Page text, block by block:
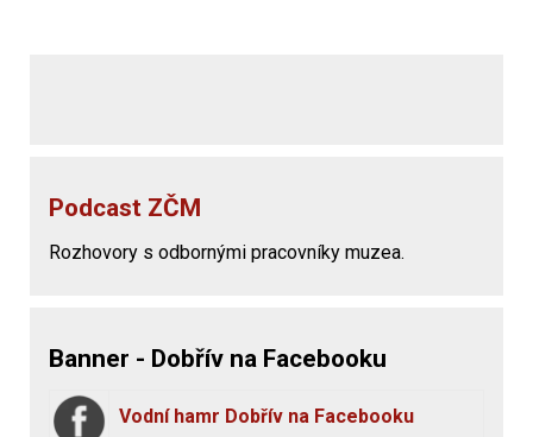
Podcast ZČM
Rozhovory s odbornými pracovníky muzea.
Banner - Dobřív na Facebooku
Vodní hamr Dobřív na Facebooku